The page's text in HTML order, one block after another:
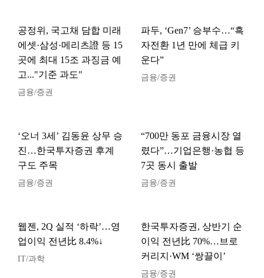
공정위, 국고채 담합 미래
에셋·삼성·메리츠證 등 15
곳에 최대 15조 과징금 예
고..."기준 과도"
금융/증권
파두, ‘Gen7’ 승부수…“흑
자전환 1년 만에 체급 키
운다”
금융/증권
‘오너 3세’ 김동윤 상무 승
진…한국투자증권 후계
구도 주목
금융/증권
“700만 동포 금융시장 열
렸다”…기업은행·농협 등
7곳 동시 출발
금융/증권
웹젠, 2Q 실적 ‘하락’…영
업이익 전년比 8.4%↓
IT/과학
한국투자증권, 상반기 순
이익 전년比 70%…브로
커리지·WM ‘쌍끌이’
금융/증권